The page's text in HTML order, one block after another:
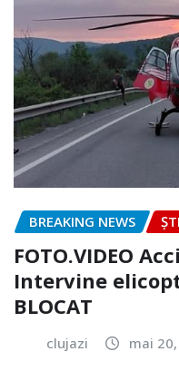
BREAKING NEWS
FOTO.VIDEO
Intervine
BLOCAT
clujazi mai